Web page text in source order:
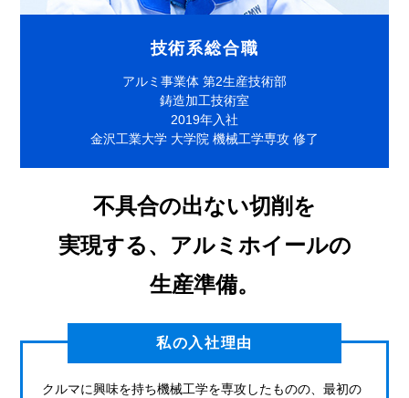
技術系総合職
アルミ事業体 第2生産技術部
鋳造加工技術室
2019年入社
金沢工業大学 大学院 機械工学専攻 修了
不具合の出ない切削を
実現する、 アルミホイールの
生産準備。
私の入社理由
クルマに興味を持ち機械工学を専攻したものの、最初の